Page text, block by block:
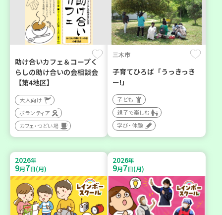
助け合いカフェ＆コープく
らしの助け合いの会相談会
【第4地区】
大人向け
ボランティア
カフェ・つどい場
三木市
子育てひろば「うっきっき
ー!」
子ども
親子で楽しむ
学び・体験
2026年
9月7日(月)
2026年
9月7日(月)